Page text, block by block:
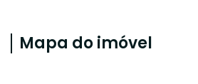
Mapa do imóvel